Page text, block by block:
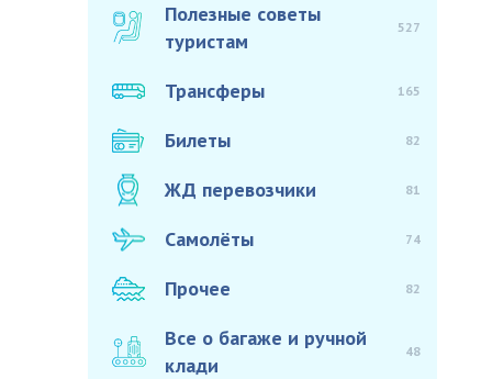
Полезные советы
туристам
527
Трансферы 165
Билеты 82
ЖД перевозчики 81
Самолёты 74
Прочее 82
Все о багаже и ручной
клади
48